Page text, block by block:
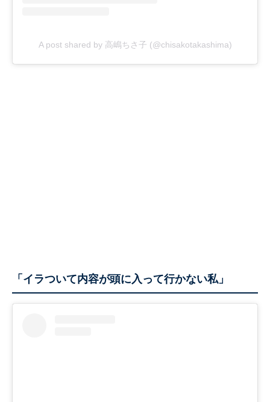
A post shared by 高嶋ちさ子 (@chisakotakashima)
「イラついて内容が頭に入って行かない私」